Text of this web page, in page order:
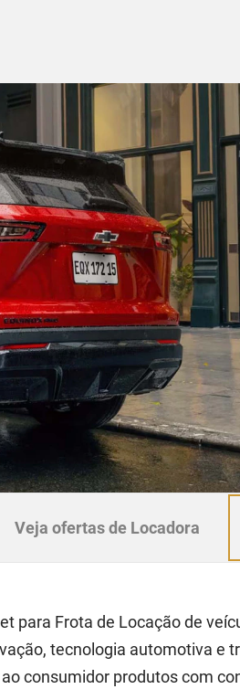
Veja ofertas de Locadora
para Frota de Locação de
tecnologia automotiva e
consumidor produtos com